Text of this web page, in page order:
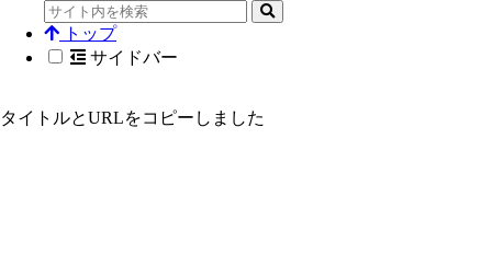
トップ
サイドバー
タイトルとURLをコピーしました